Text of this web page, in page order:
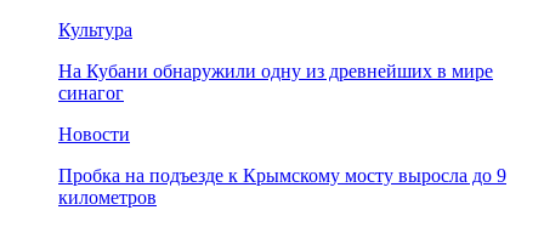
Культура
На Кубани обнаружили одну из древнейших в мире
синагог
Новости
Пробка на подъезде к Крымскому мосту выросла до 9
километров